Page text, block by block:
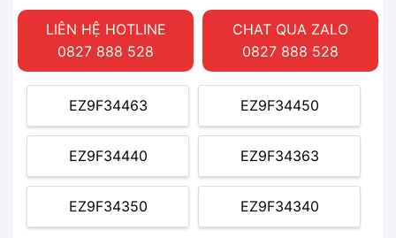
LIÊN HỆ HOTLINE
0827 888 528
CHAT QUA ZALO
0827 888 528
EZ9F34463 EZ9F34450
EZ9F34440 EZ9F34363
EZ9F34350 EZ9F34340